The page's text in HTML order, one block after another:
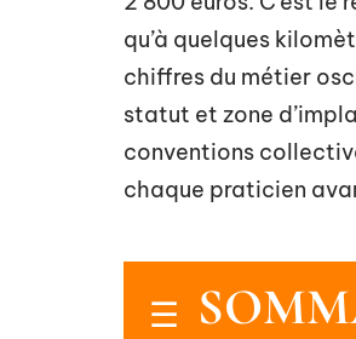
qu’à quelques
chiffres du métier
statut et zone
conventions
chaque praticien